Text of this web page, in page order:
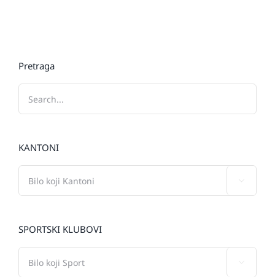
Pretraga
KANTONI
SPORTSKI KLUBOVI